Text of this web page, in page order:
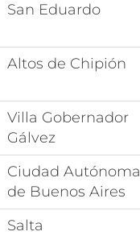
San Eduardo
Altos de Chipión
Villa Gobernador
Gálvez
Ciudad Autónoma
de Buenos Aires
Salta